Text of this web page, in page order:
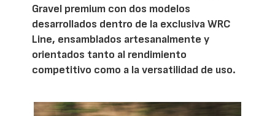
Gravel premium con dos modelos
desarrollados dentro de la exclusiva WRC
Line, ensamblados artesanalmente y
orientados tanto al rendimiento
competitivo como a la versatilidad de uso.